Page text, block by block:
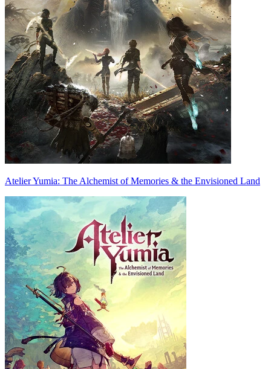
Atelier Yumia: The Alchemist of Memories & the Envisioned Land